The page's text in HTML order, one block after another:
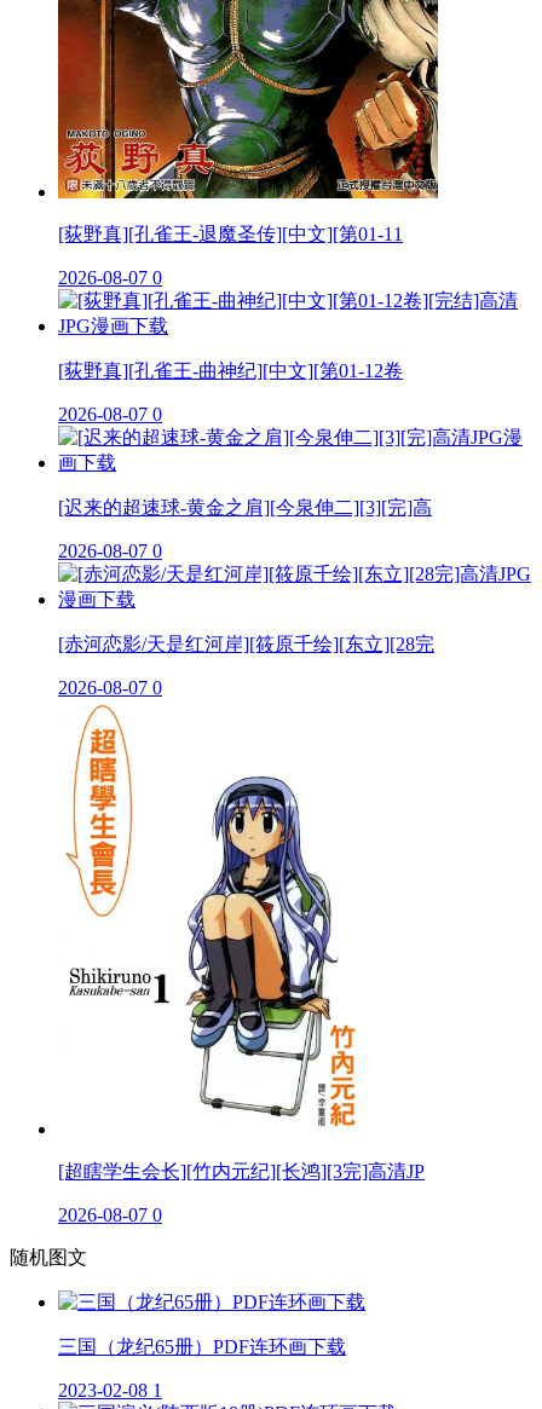
[荻野真][孔雀王-退魔圣传][中文][第01-11
2026-08-07 0
[荻野真][孔雀王-曲神纪][中文][第01-12卷
2026-08-07 0
[迟来的超速球-黄金之肩][今泉伸二][3][完]高
2026-08-07 0
[赤河恋影/天是红河岸][筱原千绘][东立][28完
2026-08-07 0
[超瞎学生会长][竹内元纪][长鸿][3完]高清JP
2026-08-07 0
随机图文
三国（龙纪65册）PDF连环画下载
2023-02-08 1